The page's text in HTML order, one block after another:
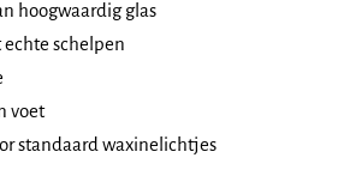
hoogwaardig glas
schelpen
voet
standaard waxinelichtjes